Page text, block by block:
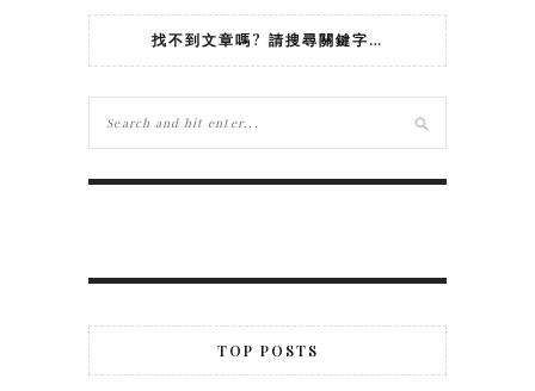
找不到文章嗎? 請搜尋關鍵字…
TOP POSTS